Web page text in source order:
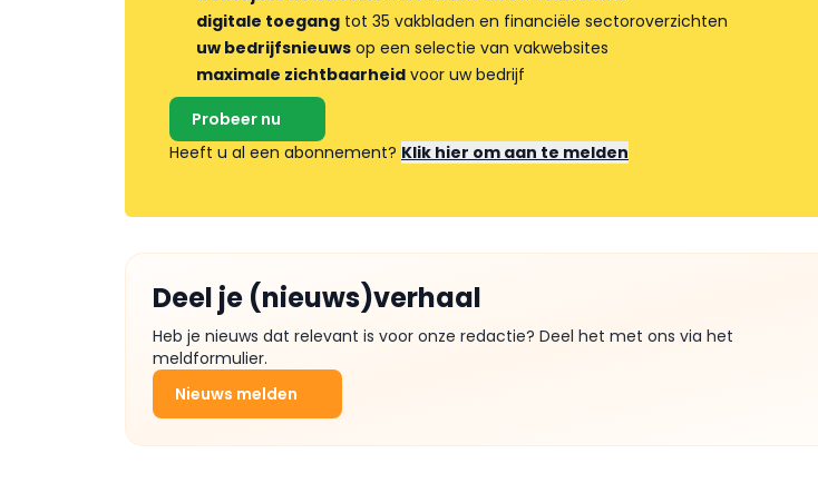
digitale toegang tot 35 vakbladen en financiële sectoroverzichten
uw bedrijfsnieuws op een selectie van vakwebsites
maximale zichtbaarheid voor uw bedrijf
Probeer nu
Heeft u al een abonnement? Klik hier om aan te melden
Deel je (nieuws)verhaal
Heb je nieuws dat relevant is voor onze redactie? Deel het met ons via het
meldformulier.
Nieuws melden